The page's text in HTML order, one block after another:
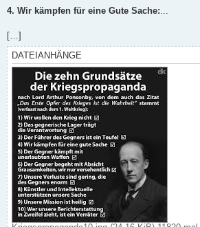
4. Wir kämpfen für eine Gute Sache:...
[…]
DATEIANHÄNGE